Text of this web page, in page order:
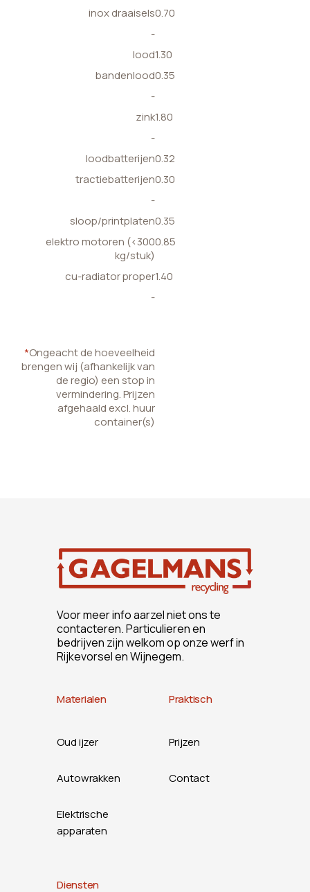
inox draaisels0.70
-
lood1.30
bandenlood0.35
-
zink1.80
-
loodbatterijen0.32
tractiebatterijen0.30
-
sloop/printplaten0.35
elektro motoren (<300
kg/stuk)
0.85
cu-radiator proper1.40
-
*Ongeacht de hoeveelheid
brengen wij (afhankelijk van
de regio) een stop in
vermindering. Prijzen
afgehaald excl. huur
container(s)
Voor meer info aarzel niet ons te
contacteren. Particulieren en
bedrijven zijn welkom op onze werf in
Rijkevorsel en Wijnegem.
Materialen
Oud ijzer
Autowrakken
Elektrische
apparaten
Praktisch
Prijzen
Contact
Diensten